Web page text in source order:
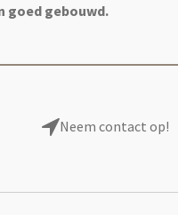
goed gebouwd.
Neem contact op!